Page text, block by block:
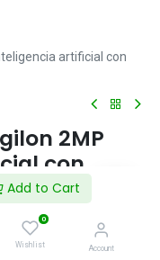
Add to Cart
0
Wishlist Account
artificial con
2MP
con